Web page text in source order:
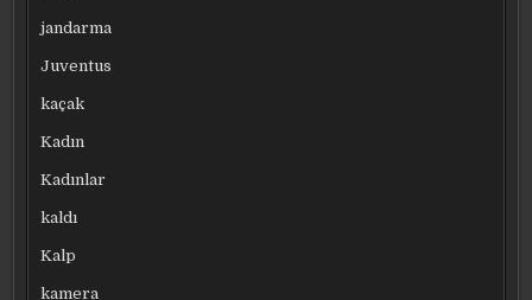
jandarma
Juventus
kaçak
Kadın
Kadınlar
kaldı
Kalp
kamera